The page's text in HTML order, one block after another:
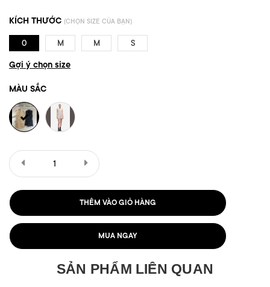
KÍCH THƯỚC (CHỌN SIZE CỦA BẠN)
0 M M S
Gợi ý chọn size
MÀU SẮC
THÊM VÀO GIỎ HÀNG
MUA NGAY
SẢN PHẨM LIÊN QUAN